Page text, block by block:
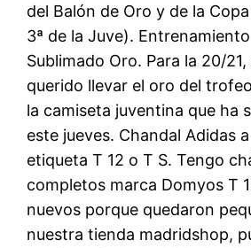
del Balón de Oro y de la Copa
3ª de la Juve).
Sublimado Oro. Para la 20/
querido llevar el oro del
la camiseta juventina que ha
este jueves. Chandal Adidas
etiqueta T 12 o T S. Tengo
completos marca Domyos T
nuevos porque quedaron
nuestra tienda madridshop,